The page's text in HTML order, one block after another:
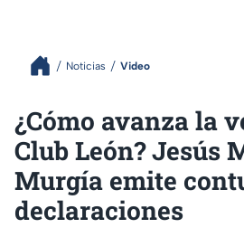
Noticias Video
¿Cómo avanza la
Club León? Jesús
Murgía emite
declaraciones